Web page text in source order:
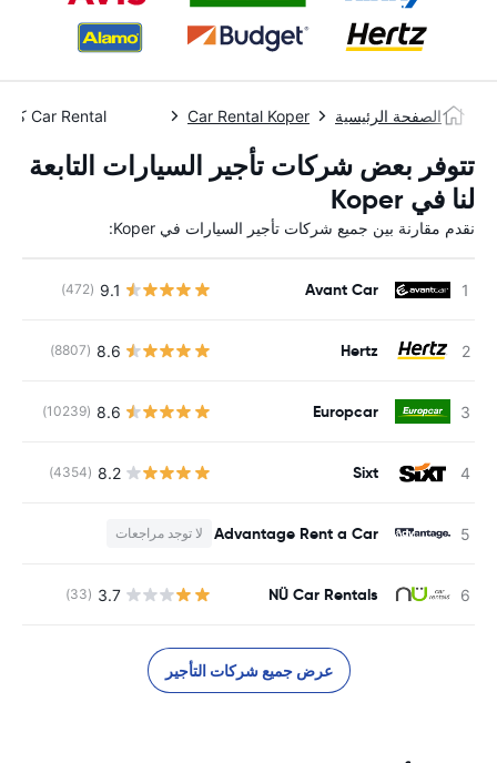
الصفحة الرئيسية Car Rental Koper Car Rental كوبر
تتوفر بعض شركات تأجير السيارات التابعة
لنا في Koper
نقدم مقارنة بين جميع شركات تأجير السيارات في Koper:
Avant Car
9.1
(472)
Hertz
8.6
(8807)
Europcar
8.6
(10239)
Sixt
8.2
(4354)
Advantage Rent a Car لا توجد مراجعات
NÜ Car Rentals
3.7
(33)
عرض جميع شركات التأجير